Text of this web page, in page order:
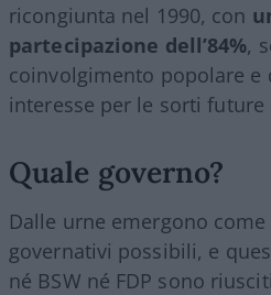
ricongiunta nel 1990, con
partecipazione dell’84%,
coinvolgimento popolare e
interesse per le sorti future
Quale governo?
Dalle urne emergono
governativi possibili, e
né BSW né FDP sono